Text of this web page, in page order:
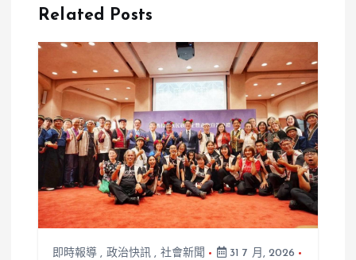
南市府點名鄭
孩子當工具
元 董事長陳
冠如親自發聲
Related Posts
即時報導 , 政治快訊 , 社會新聞
31 7 月, 2026